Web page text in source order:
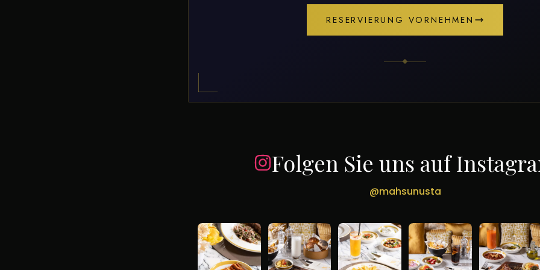
RESERVIERUNG VORNEHMEN
Folgen Sie uns auf
@mahsunusta